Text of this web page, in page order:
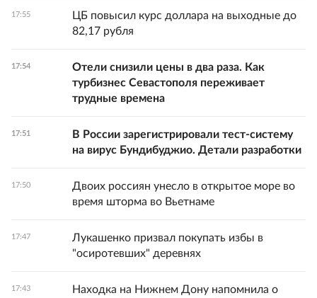
17:55
ЦБ повысил курс доллара на выходные до
82,17 рубля
17:54
Отели снизили цены в два раза. Как
турбизнес Севастополя переживает
трудные времена
17:51
В России зарегистрировали тест-систему
на вирус Бундибуджио. Детали разработки
17:50
Двоих россиян унесло в открытое море во
время шторма во Вьетнаме
17:47
Лукашенко призвал покупать избы в
"осиротевших" деревнях
17:43
Находка на Нижнем Дону напомнила о